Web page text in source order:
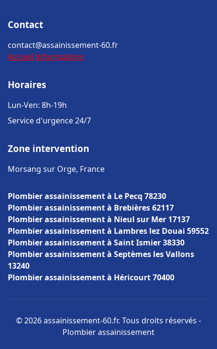
Contact
contact@assainissement-60.fr
Accueil Informations
Horaires
Lun-Ven: 8h-19h
Service d'urgence 24/7
Zone intervention
Morsang sur Orge, France
Plombier assainissement à Le Pecq 78230
Plombier assainissement à Brebières 62117
Plombier assainissement à Nieul sur Mer 17137
Plombier assainissement à Lambres lez Douai 59552
Plombier assainissement à Saint Ismier 38330
Plombier assainissement à Septèmes les Vallons
13240
Plombier assainissement à Héricourt 70400
© 2026 assainissement-60.fr. Tous droits réservés -
Plombier assainissement